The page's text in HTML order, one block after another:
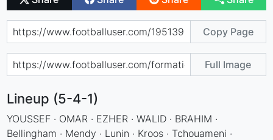
Copy Page
Full Image
Lineup (5-4-1)
YOUSSEF · OMAR · EZHER · WALID · BRAHIM ·
Bellingham · Mendy · Lunin · Kroos · Tchouameni ·